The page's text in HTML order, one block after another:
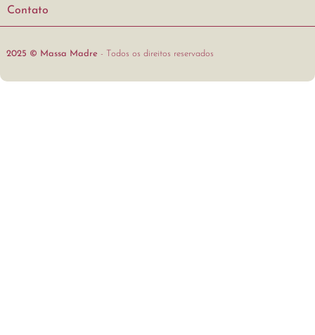
Contato
2025 © Massa Madre - Todos os direitos reservados